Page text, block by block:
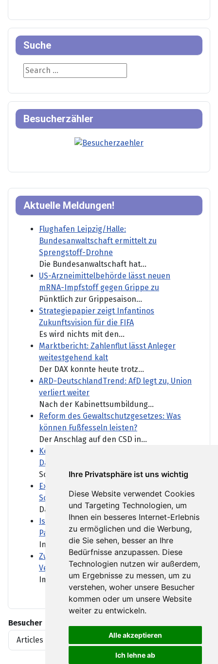
Ihre Privatsphäre ist uns wichtig
Diese Website verwendet Cookies
und Targeting Technologien, um
Ihnen ein besseres Internet-Erlebnis
zu ermöglichen und die Werbung,
die Sie sehen, besser an Ihre
Bedürfnisse anzupassen. Diese
Technologien nutzen wir außerdem,
um Ergebnisse zu messen, um zu
verstehen, woher unsere Besucher
kommen oder um unsere Website
weiter zu entwickeln.
Alle akzeptieren
Ich lehne ab
Aktuelle Meldungen!
Flughafen Leipzig/Halle:
Bundesanwaltschaft ermittelt zu
Sprengstoff-Drohne
Die Bundesanwaltschaft hat...
US-Arzneimittelbehörde lässt neuen
mRNA-Impfstoff gegen Grippe zu
Pünktlich zur Grippesaison...
Strategiepapier zeigt Infantinos
Zukunftsvision für die FIFA
Es wird nichts mit den...
Marktbericht: Zahlenflut lässt Anleger
weitestgehend kalt
Der DAX konnte heute trotz...
ARD-DeutschlandTrend: AfD legt zu, Union
verliert weiter
Nach der Kabinettsumbildung...
Reform des Gewaltschutzgesetzes: Was
können Fußfesseln leisten?
Der Anschlag auf den CSD in...
Keine Infos zum Netzwerk des Abdul B.:
Das Schweigen des BND
Schon vor dem Anschlag waren...
Extrem-Niedrigwasser: Bilger will
Sonntagsfahrverbot für Lkw lockern
Das Extrem-Niedrigwasser...
Israel klagt Siedler wegen Tötung eines
Palästinensers an
In den vergangenen Jahren...
Zwei Straßenbahnen kollidiert - viele
Verletzte in Gelsenkirchen
Im nordrhein-westfälischen...
Suche
Suche
Besucherzähler
Besucher
Articles View Hits